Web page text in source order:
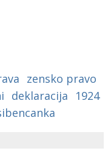
zensko pravo
deklaracija
1924